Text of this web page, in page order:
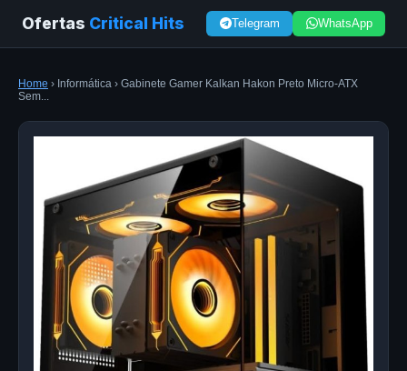
Ofertas Critical Hits Telegram WhatsApp
Home › Informática › Gabinete Gamer Kalkan Hakon Preto Micro-ATX
Sem...